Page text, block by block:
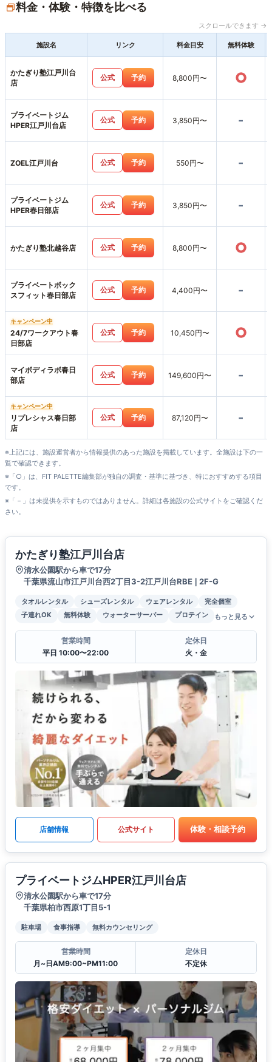
料金・体験・特徴を比べる
スクロールできます →
施設名 リンク 料金目安 無料体験
かたぎり塾江戸川台
店
公式 予約 8,800円〜 ○
プライベートジム
HPER江戸川台店
公式 予約 3,850円〜 -
ZOEL江戸川台 公式 予約 550円〜 -
プライベートジム
HPER春日部店
公式 予約 3,850円〜 -
かたぎり塾北越谷店 公式 予約 8,800円〜 ○
プライベートボック
スフィット春日部店
公式 予約 4,400円〜 -
キャンペーン中
24/7ワークアウト春
日部店
公式 予約 10,450円〜 ○
マイボディラボ春日
部店
公式 予約 149,600円〜 -
キャンペーン中
リプレシャス春日部
店
公式 予約 87,120円〜 -
※上記には、施設運営者から情報提供のあった施設を掲載しています。全施設は下の一
覧で確認できます。
※「○」は、FIT PALETTE編集部が独自の調査・基準に基づき、特におすすめする項目
です。
※「－」は未提供を示すものではありません。詳細は各施設の公式サイトをご確認くだ
さい。
かたぎり塾江戸川台店
清水公園駅から車で17分
千葉県流山市江戸川台西2丁目3-2江戸川台RBE❘2F-G
タオルレンタル シューズレンタル ウェアレンタル
完全個室
子連れOK
無料体験 ウォーターサーバー プロテイン もっと見る
営業時間
平日 10:00〜22:00
定休日
火・金
店舗情報 公式サイト 体験・相談予約
プライベートジムHPER江戸川台店
清水公園駅から車で17分
千葉県柏市西原1丁目5-1
駐車場 食事指導 無料カウンセリング
営業時間
月~日AM9:00~PM11:00
定休日
不定休